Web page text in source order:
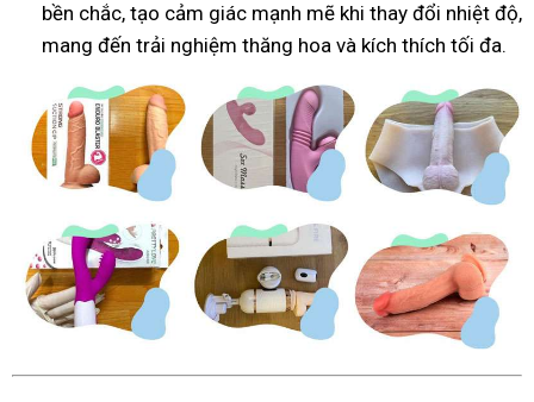
bền chắc, tạo cảm giác mạnh mẽ khi thay đổi nhiệt độ,
mang đến trải nghiệm thăng hoa và kích thích tối đa.